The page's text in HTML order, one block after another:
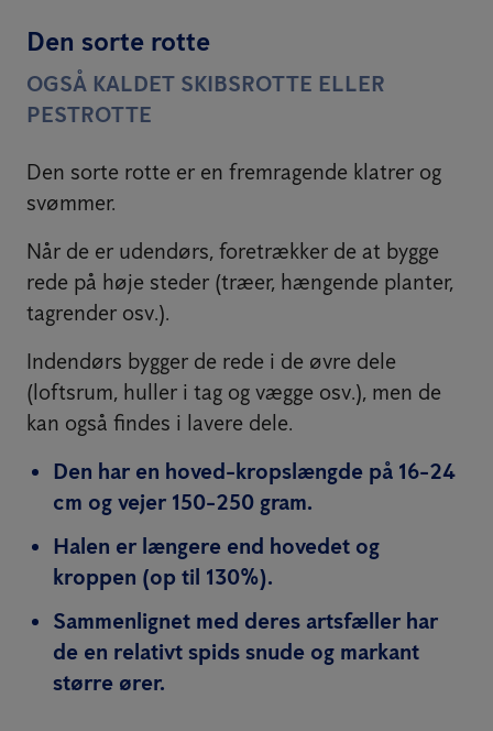
Den sorte rotte
OGSÅ KALDET SKIBSROTTE ELLER
PESTROTTE
Den sorte rotte er en fremragende klatrer og
svømmer.
Når de er udendørs, foretrækker de at bygge
rede på høje steder (træer, hængende planter,
tagrender osv.).
Indendørs bygger de rede i de øvre dele
(loftsrum, huller i tag og vægge osv.), men de
kan også findes i lavere dele.
Den har en hoved-kropslængde på 16-24
cm og vejer 150-250 gram.
Halen er længere end hovedet og
kroppen (op til 130%).
Sammenlignet med deres artsfæller har
de en relativt spids snude og markant
større ører.